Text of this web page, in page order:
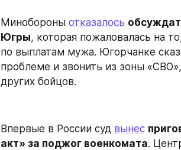
Минобороны отказалось
Югры, которая пожаловалась на
по выплатам мужа. Югорчанке
проблеме и звонить из зоны
других бойцов.
Впервые в России суд вынес
акт» за поджог военкомата.